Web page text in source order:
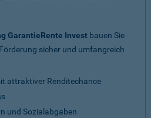
GarantieRente Invest bauen Sie
sicher und umfangreich
attraktiver Renditechance
und Sozialabgaben